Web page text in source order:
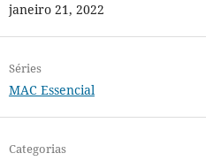
janeiro 21, 2022
Séries
MAC Essencial
Categorias